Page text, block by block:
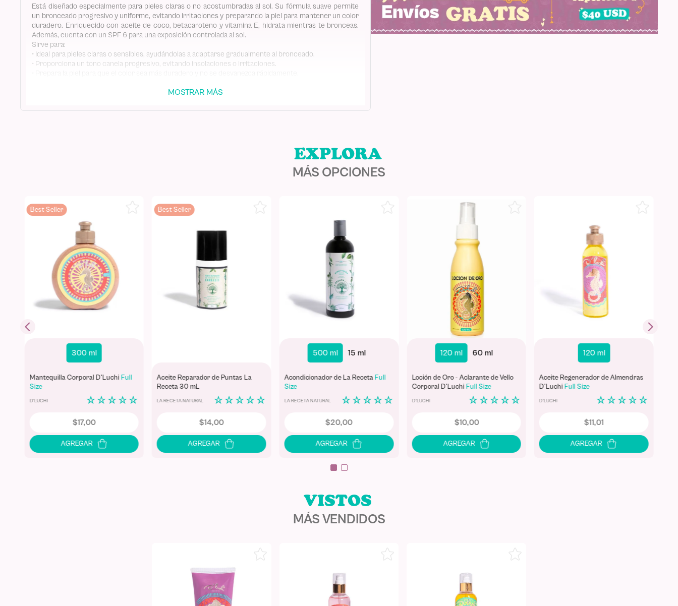
Está diseñado especialmente para pieles claras o no acostumbradas al sol. Su fórmula suave permite
un bronceado progresivo y uniforme, evitando irritaciones y preparando la piel para mantener un color
duradero. Enriquecido con aceite de coco, betacaroteno y vitamina E, hidrata mientras te bronceas.
Además, cuenta con un SPF 6 para una exposición controlada al sol.
Sirve para:
• Ideal para pieles claras o sensibles, ayudándolas a adaptarse gradualmente al bronceado.
• Proporciona un tono canela progresivo, evitando insolaciones o irritaciones.
• Alterna con otros bronceadores D'Luchi para obtener resultados óptimos.
MOSTRAR MÁS
MÁS OPCIONES
Best Seller
300 ml
Mantequilla Corporal D'Luchi Full
Size
D'LUCHI ☆☆☆☆☆
$17,00
Best Seller
Aceite Reparador de Puntas La
Receta 30 mL
LA RECETA NATURAL ☆☆☆☆☆
$14,00
500 ml 15 ml
Acondicionador de La Receta Full
Size
LA RECETA NATURAL ☆☆☆☆☆
$20,00
120 ml 60 ml
Loción de Oro - Aclarante de Vello
Corporal D'Luchi Full Size
D'LUCHI ☆☆☆☆☆
$10,00
120 ml
Aceite Regenerador de Almendras
D'Luchi Full Size
D'LUCHI ☆☆☆☆☆
$11,01
MÁS VENDIDOS